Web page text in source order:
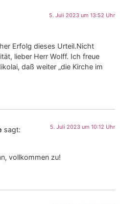
5. Juli 2023 um 13:52 Uhr
Erfolg dieses Urteil.Nicht
lieber Herr Wolff. Ich freue
daß weiter „die Kirche im
sagt: 5. Juli 2023 um 10:12 Uhr
vollkommen zu!